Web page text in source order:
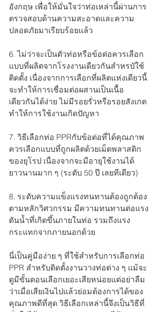
อังกฤษ เพื่อให้มั่นใจว่าท่อเหล่านี้ผ่านการ
ตรวจสอบด้านความสะอาดและความ
ปลอดภัยมาเรียบร้อยแล้ว
6. ไม่ว่าจะเป็นตัวท่อหรือข้อต่อควรเลือก
แบบที่ผลิตจากโรงงานเดียวกันสำหรบัใช้
ติดตั้ง เนื่องจากการเลือกที่ผลิตแห่งเดียวนี้
จะทำให้การเชื่อมต่อผสานเป็นเนื้อ
เดียวกันได้ง่าย ไม่มีรอยรั่วหรือรอยสังเกต
ทำให้การใช้งานเกิดปัญหา
7. วิธีเลือกท่อ PPRกับข้อต่อที่ได้คุณภาพ
ควรเลือกแบบที่ถูกผลิตด้วยเม็ดพลาสติก
ของยุโรป เนื่องจากจะมีอายุใช้งานได้
ยาวนานมาก ๆ (ระดับ 50 ปี เลยทีเดียว)
8. ระดับความแข็งแรงทนทานต้องถูกต้อง
ตามหลักวิศวกรรม มีความทนทานต่อแรง
ดันน้ำที่เกิดขึ้นภายในท่อ รวมถึงแรง
กระแทกจากภายนอกด้วย
นี่เป็นคู่มือง่าย ๆ ที่ใช้สำหรับการเลือกท่อ
PPR สำหรับติดตั้งงานวางท่อต่าง ๆ แม้จะ
ดูมีขั้นตอนเลือกเยอะเสียหน่อยแต่อย่าลืม
ว่าเมื่อเสียเงินไปแล้วย่อมต้องการได้ของ
คุณภาพดีที่สุด วิธีเลือกเหล่านี้จึงเป็นวิธีที่